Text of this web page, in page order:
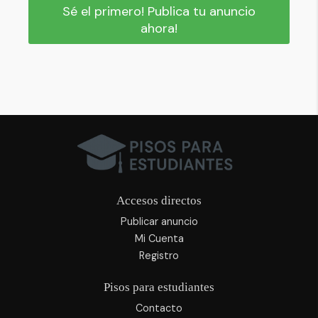
Sé el primero! Publica tu anuncio
ahora!
Accesos directos
Publicar anuncio
Mi Cuenta
Registro
Pisos para estudiantes
Contacto